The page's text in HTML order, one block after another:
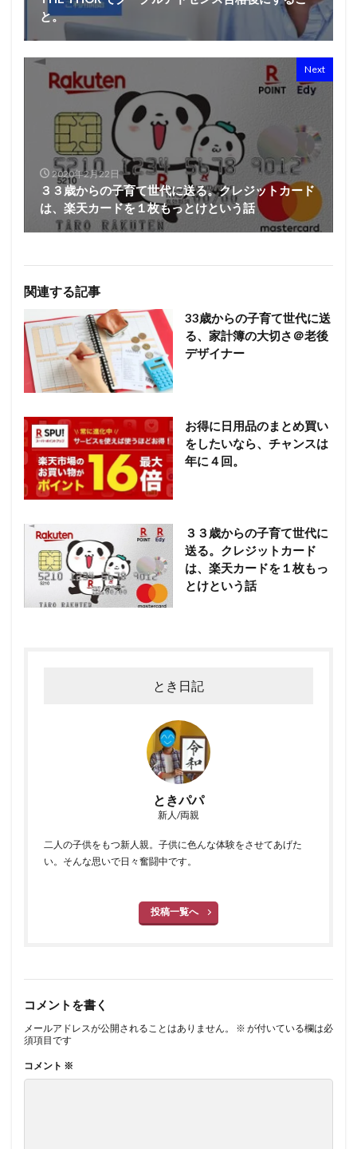
と。
Next
2020年2月22日
３３歳からの子育て世代に送る。クレジットカード
は、楽天カードを１枚もっとけという話
関連する記事
33歳からの子育て世代に送
る、家計簿の大切さ＠老後
デザイナー
お得に日用品のまとめ買い
をしたいなら、チャンスは
年に４回。
３３歳からの子育て世代に
送る。クレジットカード
は、楽天カードを１枚もっ
とけという話
とき日記
ときパパ
新人/両親
二人の子供をもつ新人親。子供に色んな体験をさせてあげた
い。そんな思いで日々奮闘中です。
投稿一覧へ
コメントを書く
メールアドレスが公開されることはありません。 ※ が付いている欄は必
須項目です
コメント ※